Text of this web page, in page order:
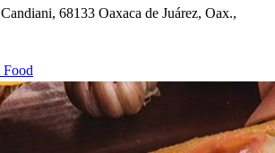
68133 Oaxaca de Juárez, Oax.,